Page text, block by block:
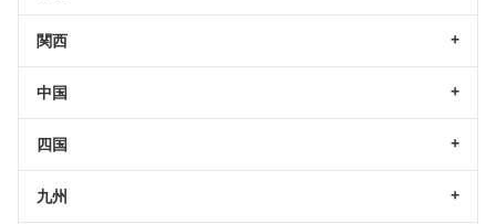
関西
中国
四国
九州